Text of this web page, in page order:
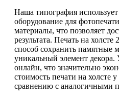
Наша типография
оборудование для
материалы, что позволяет
результата. Печать на
способ сохранить памятные
уникальный элемент декора.
онлайн, что значительно
стоимость печати на холсте
сравнению с аналогичными